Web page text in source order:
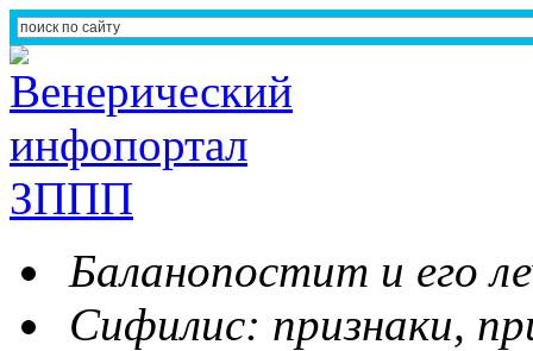
Баланопостит и его
Сифилис: признаки,